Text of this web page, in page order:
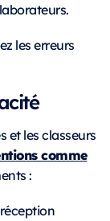
les erreurs
et les classeurs
comme
: